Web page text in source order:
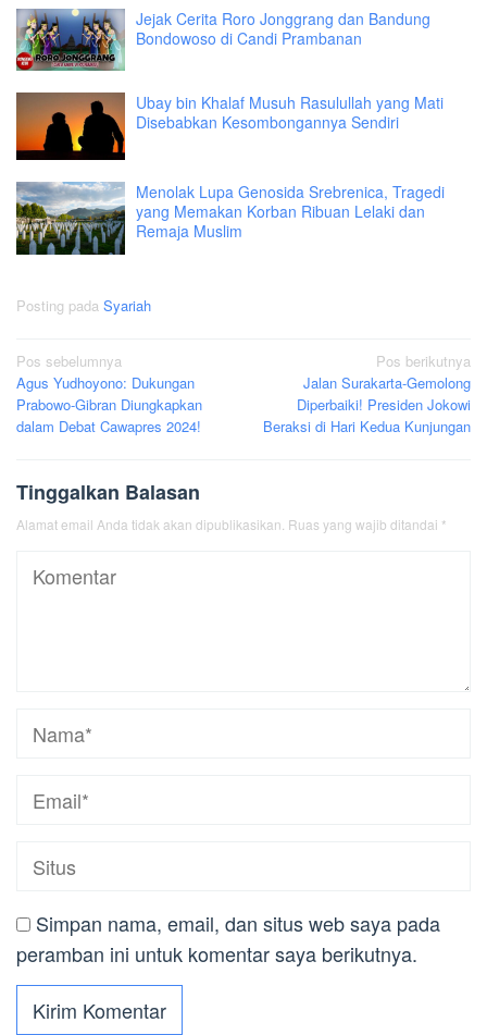
Jejak Cerita Roro Jonggrang dan Bandung
Bondowoso di Candi Prambanan
Ubay bin Khalaf Musuh Rasulullah yang Mati
Disebabkan Kesombongannya Sendiri
Menolak Lupa Genosida Srebrenica, Tragedi
yang Memakan Korban Ribuan Lelaki dan
Remaja Muslim
Posting pada Syariah
Navigasi
pos
Pos sebelumnya
Agus Yudhoyono: Dukungan
Prabowo-Gibran Diungkapkan
dalam Debat Cawapres 2024!
Pos berikutnya
Jalan Surakarta-Gemolong
Diperbaiki! Presiden Jokowi
Beraksi di Hari Kedua Kunjungan
Tinggalkan Balasan
Alamat email Anda tidak akan dipublikasikan. Ruas yang wajib ditandai *
Simpan nama, email, dan situs web saya pada
peramban ini untuk komentar saya berikutnya.